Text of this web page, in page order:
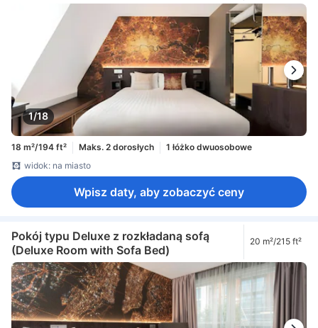
1/18
18 m²/194 ft² Maks. 2 dorosłych
1 łóżko dwuosobowe
widok: na miasto
Wpisz daty, aby zobaczyć ceny
Pokój typu Deluxe z rozkładaną sofą
(Deluxe Room with Sofa Bed)
20 m²/215 ft²